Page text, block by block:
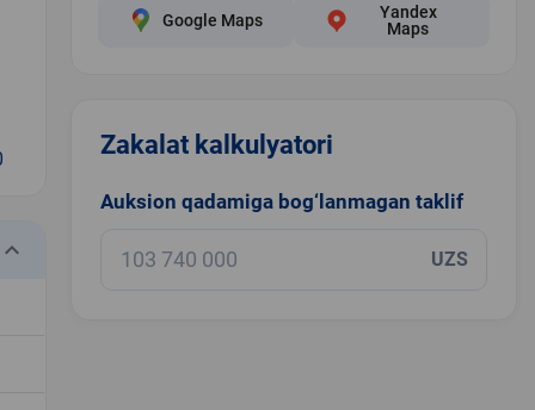
Google Maps
Yandex
Maps
Zakalat kalkulyatori
Auksion qadamiga bog‘lanmagan taklif
UZS